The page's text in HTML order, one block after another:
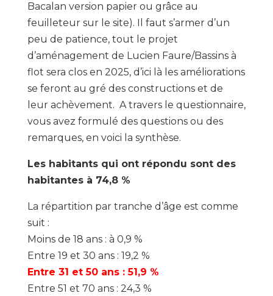
Bacalan version papier ou grâce au
feuilleteur sur le site). Il faut s’armer d’un
peu de patience, tout le projet
d’aménagement de Lucien Faure/Bassins à
flot sera clos en 2025, d’ici là les améliorations
se feront au gré des constructions et de
leur achèvement. A travers le questionnaire,
vous avez formulé des questions ou des
remarques, en voici la synthèse.
Les habitants qui ont répondu sont des
habitantes à 74,8 %
La répartition par tranche d’âge est comme
suit :
Moins de 18 ans : à 0,9 %
Entre 19 et 30 ans : 19,2 %
Entre 31 et 50 ans : 51,9 %
Entre 51 et 70 ans : 24,3 %